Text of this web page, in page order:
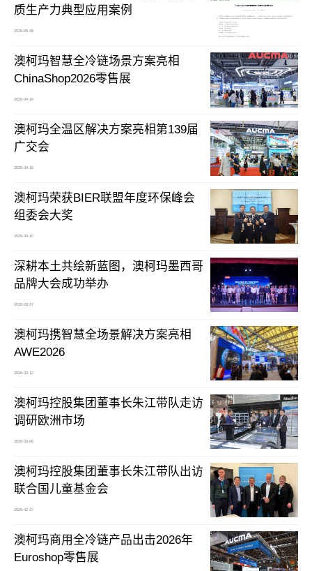
质生产力典型应用案例
2026-05-06
澳柯玛智慧全冷链场景方案亮相
ChinaShop2026零售展
2026-04-16
澳柯玛全温区解决方案亮相第139届
广交会
2026-04-16
澳柯玛荣获BIER联盟年度环保峰会
组委会大奖
2026-04-10
深耕本土共绘新蓝图，澳柯玛墨西哥
品牌大会成功举办
2026-03-27
澳柯玛携智慧全场景解决方案亮相
AWE2026
2026-03-12
澳柯玛控股集团董事长朱江带队走访
调研欧洲市场
2026-03-06
澳柯玛控股集团董事长朱江带队出访
联合国儿童基金会
2026-02-27
澳柯玛商用全冷链产品出击2026年
Euroshop零售展